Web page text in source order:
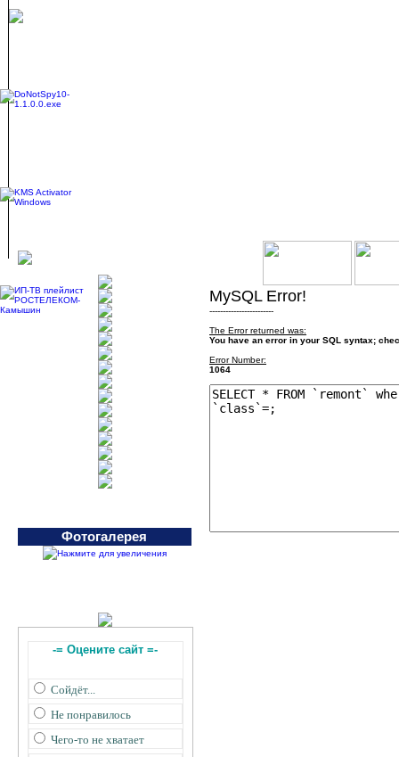
Фотогалерея
-= Оцените сайт =-
Сойдёт...
Не понравилось
Чего-то не хватает
MySQL Error!
------------------------
The Error returned was:
You have an error in your SQL syntax;
Error Number:
1064